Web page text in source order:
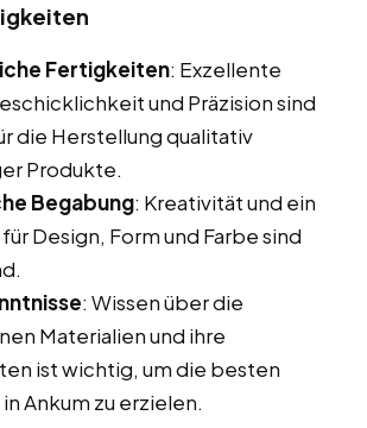
Fertigkeiten: Exzellente
und Präzision sind
die Herstellung qualitativ
Produkte.
Begabung: Kreativität und ein
Design, Form und Farbe sind
: Wissen über die
Materialien und ihre
ist wichtig, um die besten
Ankum zu erzielen.